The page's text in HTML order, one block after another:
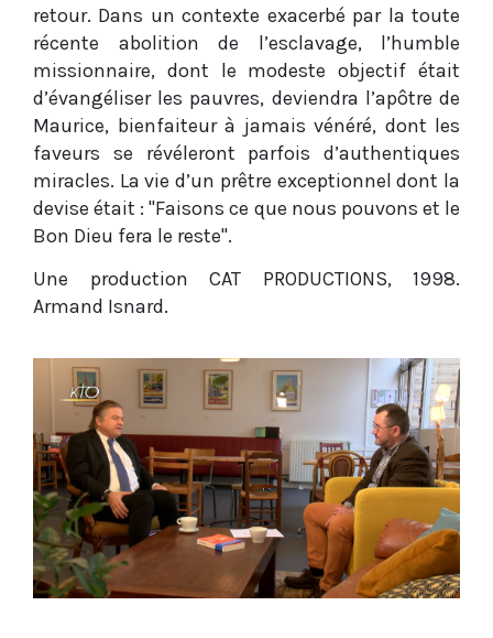
retour. Dans un contexte exacerbé par la toute
récente abolition de l’esclavage, l’humble
missionnaire, dont le modeste objectif était
d’évangéliser les pauvres, deviendra l’apôtre de
Maurice, bienfaiteur à jamais vénéré, dont les
faveurs se révéleront parfois d’authentiques
miracles. La vie d’un prêtre exceptionnel dont la
devise était : "Faisons ce que nous pouvons et le
Bon Dieu fera le reste".
Une production CAT PRODUCTIONS, 1998.
Armand Isnard.